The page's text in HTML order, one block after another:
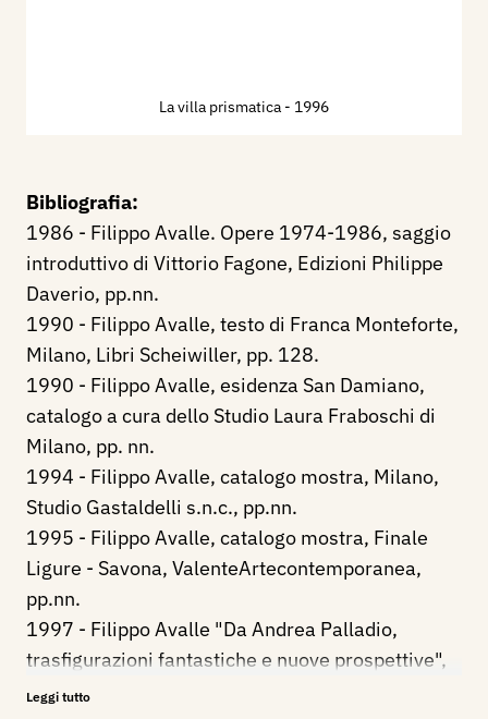
La villa prismatica - 1996
Bibliografia:
1986 - Filippo Avalle. Opere 1974-1986, saggio
introduttivo di Vittorio Fagone, Edizioni Philippe
Daverio, pp.nn.
1990 - Filippo Avalle, testo di Franca Monteforte,
Milano, Libri Scheiwiller, pp. 128.
1990 - Filippo Avalle, esidenza San Damiano,
catalogo a cura dello Studio Laura Fraboschi di
Milano, pp. nn.
1994 - Filippo Avalle, catalogo mostra, Milano,
Studio Gastaldelli s.n.c., pp.nn.
1995 - Filippo Avalle, catalogo mostra, Finale
Ligure - Savona, ValenteArtecontemporanea,
pp.nn.
1997 - Filippo Avalle "Da Andrea Palladio,
trasfigurazioni fantastiche e nuove prospettive",
atalogo mostra, Vicenza, Amedeo Poro arte
Leggi tutto